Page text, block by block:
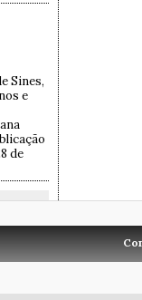
Sines,
e
de